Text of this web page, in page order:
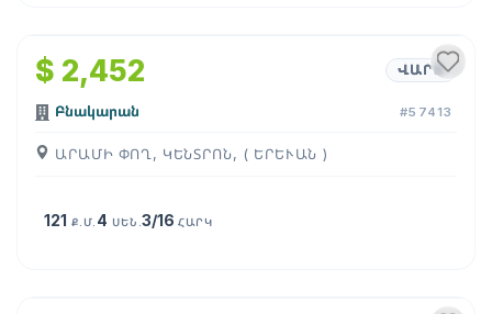
$ 2,452 ՎԱՐՁ
Բնակարան #57413
ԱՐԱՄԻ ՓՈՂ, ԿԵՆՏՐՈՆ, ( ԵՐԵՒԱՆ )
121 Ք.Մ. 4 ՍԵՆ.3/16ՀԱՐԿ